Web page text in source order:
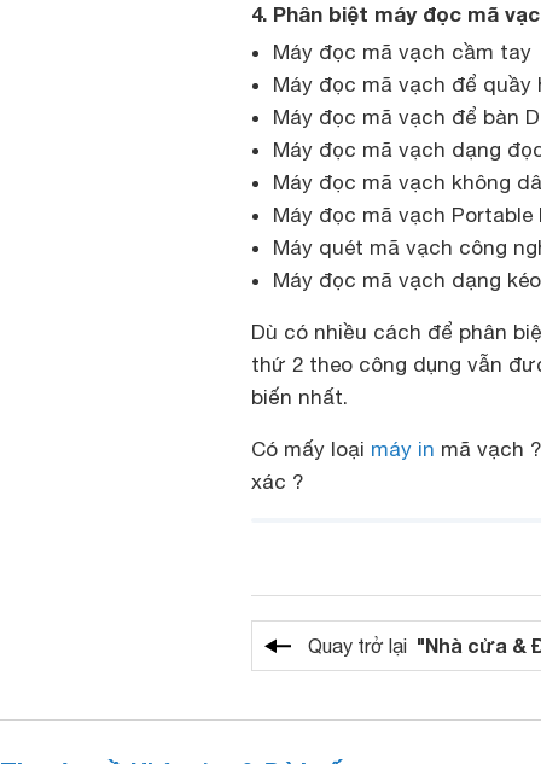
4. Phân biệt máy đọc mã
Máy đọc mã vạch cầm tay
Máy đọc mã vạch để quầy
Máy đọc mã vạch để bàn
Máy đọc mã vạch dạng
Máy đọc mã vạch không
Máy đọc mã vạch Portable
Máy quét mã vạch công
Máy đọc mã vạch dạng
Dù có nhiều cách để phân
thứ 2 theo công dụng vẫn
biến nhất.
Có mấy loại máy in mã vạch
xác ?
Quay trở lại "Nhà cửa &